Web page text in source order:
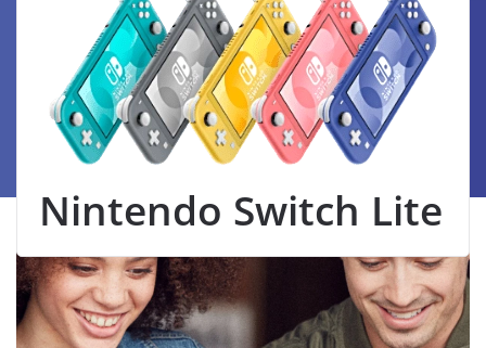
Nintendo Switch Lite